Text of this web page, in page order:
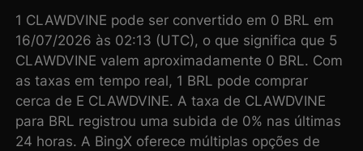
1 CLAWDVINE pode ser convertido em 0 BRL em
16/07/2026 às 02:13 (UTC), o que significa que 5
CLAWDVINE valem aproximadamente 0 BRL. Com
as taxas em tempo real, 1 BRL pode comprar
cerca de E CLAWDVINE. A taxa de CLAWDVINE
para BRL registrou uma subida de 0% nas últimas
24 horas. A BingX oferece múltiplas opções de